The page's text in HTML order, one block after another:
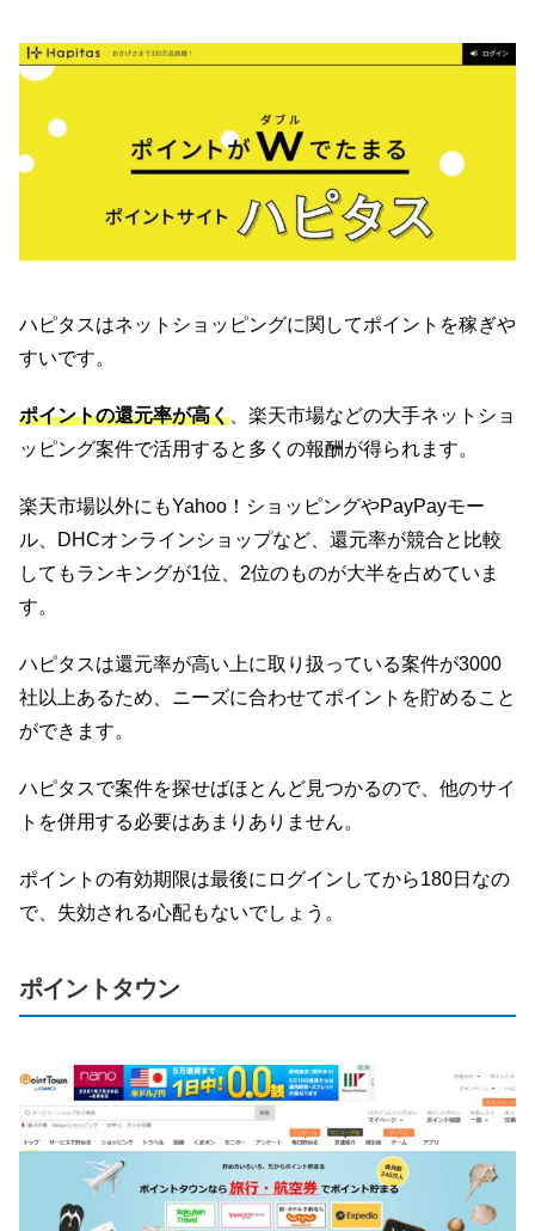
ハピタスはネットショッピングに関してポイントを稼ぎや
すいです。
ポイントの還元率が高く 、楽天市場などの大手ネットショ
ッピング案件で活用すると多くの報酬が得られます。
楽天市場以外にもYahoo！ショッピングやPayPayモー
ル、DHCオンラインショップなど、還元率が競合と比較
してもランキングが1位、2位のものが大半を占めていま
す。
ハピタスは還元率が高い上に取り扱っている案件が3000
社以上あるため、ニーズに合わせてポイントを貯めること
ができます。
ハピタスで案件を探せばほとんど見つかるので、他のサイ
トを併用する必要はあまりありません。
ポイントの有効期限は最後にログインしてから180日なの
で、失効される心配もないでしょう。
ポイントタウン